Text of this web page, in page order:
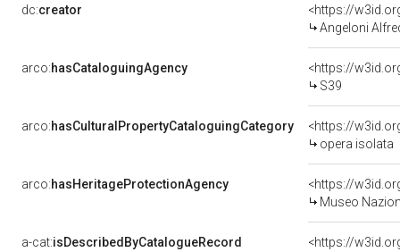
dc:creator
<https://
Angeloni
arco:hasCataloguingAgency
<https://
S39
arco:hasCulturalPropertyCataloguingCategory
<https://
opera isolata
arco:hasHeritageProtectionAgency
<https://
Museo
a-cat:isDescribedByCatalogueRecord
<https://